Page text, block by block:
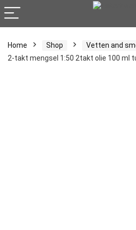
Home Shop Vetten and
2-takt mengsel 1:50 2takt olie 100 ml